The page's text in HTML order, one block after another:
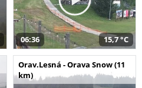
06:36 15,7 °C
Orav.Lesná - Orava Snow (11
km)